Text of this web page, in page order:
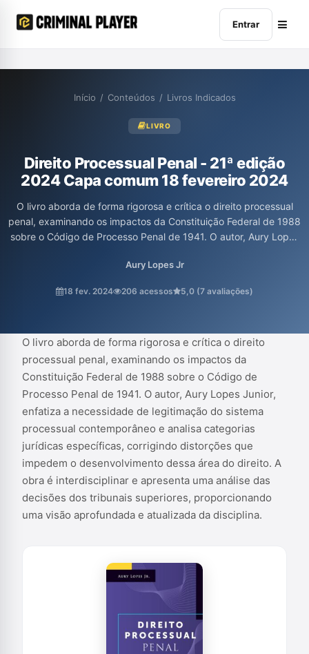
Entrar
Início / Conteúdos / Livros Indicados
LIVRO
Direito Processual Penal - 21ª edição
2024 Capa comum 18 fevereiro 2024
O livro aborda de forma rigorosa e crítica o direito processual
penal, examinando os impactos da Constituição Federal de 1988
sobre o Código de Processo Penal de 1941. O autor, Aury Lopes
processual contemporâneo e analisa categorias jurídicas
desenvolvimento dessa área do direito. A obra é interdisciplinar
Aury Lopes Jr
18 fev. 2024 206 acessos 5,0 (7 avaliações)
O livro aborda de forma rigorosa e crítica o direito
processual penal, examinando os impactos da
Constituição Federal de 1988 sobre o Código de
Processo Penal de 1941. O autor, Aury Lopes Junior,
enfatiza a necessidade de legitimação do sistema
processual contemporâneo e analisa categorias
jurídicas específicas, corrigindo distorções que
impedem o desenvolvimento dessa área do direito. A
obra é interdisciplinar e apresenta uma análise das
decisões dos tribunais superiores, proporcionando
uma visão aprofundada e atualizada da disciplina.